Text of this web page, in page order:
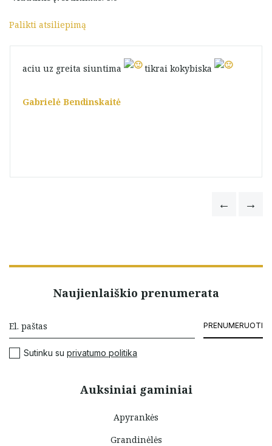
Palikti atsiliepimą
aciu uz greita siuntima tikrai kokybiska
Gabrielė Bendinskaitė
Auksiniai gaminiai
Apyrankės
Grandinėlės
Naujienlaiškio prenumerata
PRENUMERUOTI
Sutinku su privatumo politika